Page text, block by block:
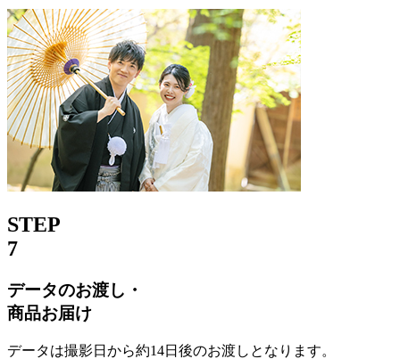
STEP
7
データのお渡し・
商品お届け
データは撮影日から約14日後のお渡しとなります。